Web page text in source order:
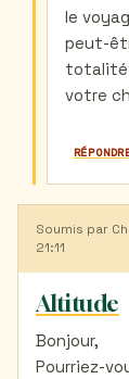
vérifié)
le
peut-
totalité
votre
Soumis par
21:11
Altitude
Bonjour,
Pourriez-